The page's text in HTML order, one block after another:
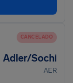
CANCELADO
Adler/Sochi
AER